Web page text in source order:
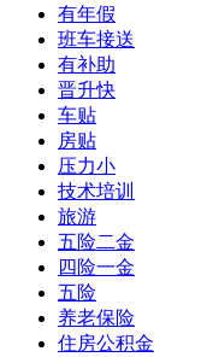
有年假
班车接送
有补助
晋升快
车贴
房贴
压力小
技术培训
旅游
五险二金
四险一金
五险
养老保险
住房公积金